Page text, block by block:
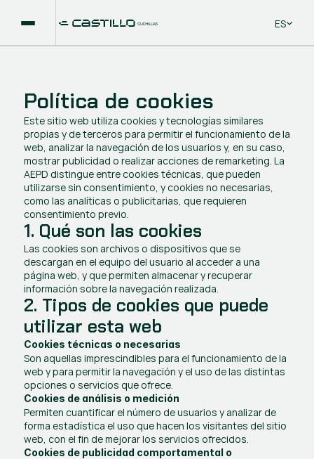
Select
ES
Política de cookies
Este sitio web utiliza cookies y tecnologías similares
propias y de terceros para permitir el funcionamiento de la
web, analizar la navegación de los usuarios y, en su caso,
mostrar publicidad o realizar acciones de remarketing. La
AEPD distingue entre cookies técnicas, que pueden
utilizarse sin consentimiento, y cookies no necesarias,
como las analíticas o publicitarias, que requieren
consentimiento previo.
1. Qué son las cookies
Las cookies son archivos o dispositivos que se
descargan en el equipo del usuario al acceder a una
página web, y que permiten almacenar y recuperar
información sobre la navegación realizada.
2. Tipos de cookies que puede
utilizar esta web
Cookies técnicas o necesarias
Son aquellas imprescindibles para el funcionamiento de la
web y para permitir la navegación y el uso de las distintas
opciones o servicios que ofrece.
Cookies de análisis o medición
Permiten cuantificar el número de usuarios y analizar de
forma estadística el uso que hacen los visitantes del sitio
web, con el fin de mejorar los servicios ofrecidos.
Cookies de publicidad comportamental o